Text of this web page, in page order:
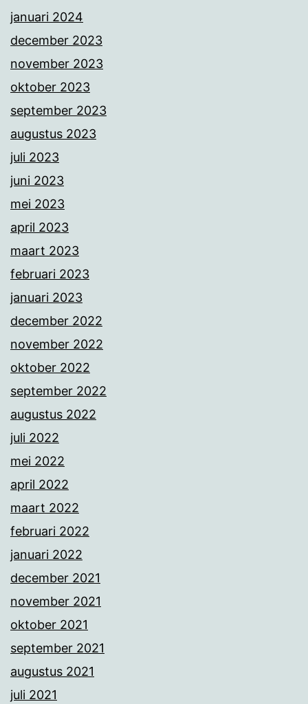
januari 2024
december 2023
november 2023
oktober 2023
september 2023
augustus 2023
juli 2023
juni 2023
mei 2023
april 2023
maart 2023
februari 2023
januari 2023
december 2022
november 2022
oktober 2022
september 2022
augustus 2022
juli 2022
mei 2022
april 2022
maart 2022
februari 2022
januari 2022
december 2021
november 2021
oktober 2021
september 2021
augustus 2021
juli 2021